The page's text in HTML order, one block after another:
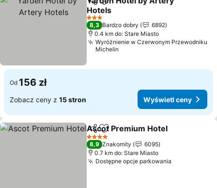
Udostępnij
Dodaj do ulubionych
Hotels
3 Kategoria
8,3 Bardzo dobry
6892
0.4 km do: Stare Miasto
Wyróżnienie w Czerwonym Przewodniku
Michelin
Od 156 zł
Zobacz ceny z 15 stron Wyświetl ceny
Udostępnij
Dodaj do ulubionych
Ascot Premium Hotel
4 Kategoria
8,9 Znakomity
6095
0.7 km do: Stare Miasto
Dostępne opcje parkowania